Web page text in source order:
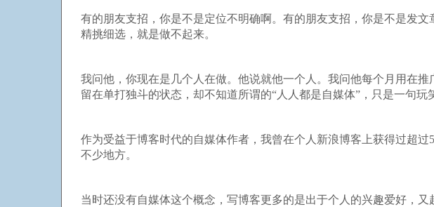
有的朋友支招，你是不是定位不明确啊。有的朋友支招，你是不是发
精挑细选，就是做不起来。
我问他，你现在是几个人在做。他说就他一个人。我问他每个月用在
留在单打独斗的状态，却不知道所谓的“人人都是自媒体”，只是一句玩
作为受益于博客时代的自媒体作者，我曾在个人新浪博客上获得过超
不少地方。
当时还没有自媒体这个概念，写博客更多的是出于个人的兴趣爱好，